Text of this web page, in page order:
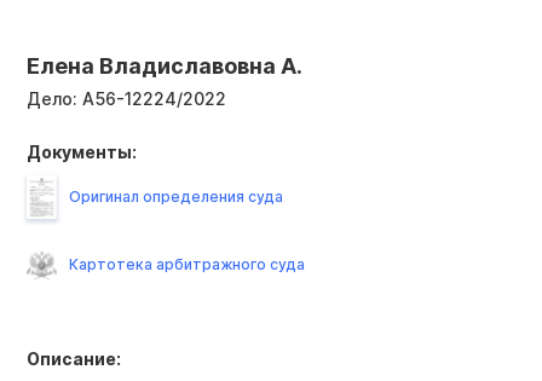
Елена Владиславовна А.
Дело: А56-12224/2022
Описание:
Документы:
Оригинал определения суда
Картотека арбитражного суда